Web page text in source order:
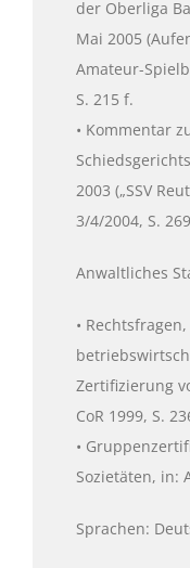
der Oberliga
Mai 2005
Amateur-
S. 215 f.
• Kommentar
2003 („SSV
3/4/2004, S.
Anwaltliches
•
Zertifizierung
CoR 1999, S.
•
Sozietäten, in:
Sprachen: